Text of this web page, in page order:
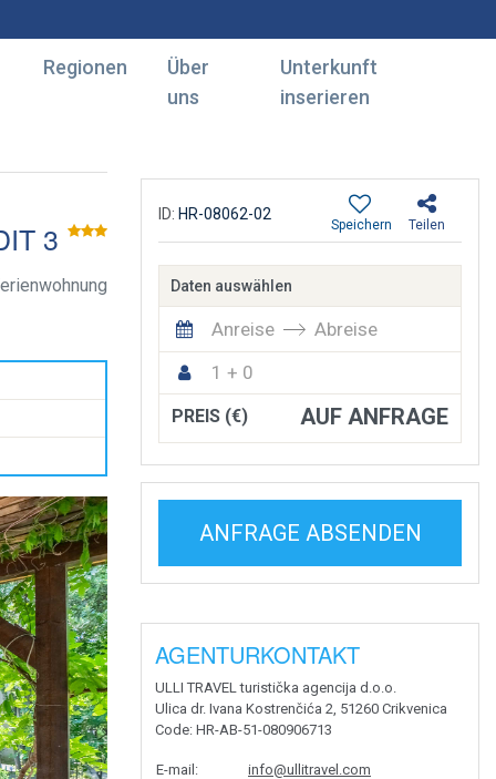
Regionen
Über
uns
Unterkunft
inserieren
3
ID: HR-08062-02
Teilen
Speichern
Daten auswählen
Anreise
Abreise
1 + 0
PREIS (€) AUF ANFRAGE
ANFRAGE ABSENDEN
AGENTURKONTAKT
ULLI TRAVEL turistička agencija d.o.o.
Ulica dr. Ivana Kostrenčića 2, 51260 Crikvenica
Code: HR-AB-51-080906713
E-mail :
info@ullitravel.com